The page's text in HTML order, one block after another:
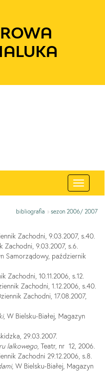
Toggle
bibliografia » sezon 2006/ 2007
Zachodni, 9.03.2007, s.40.
Zachodni, 9.03.2007, s.6.
Samorządowy, październik
Zachodni, 10.11.2006, s.12.
Zachodni, 1.12.2006, s.40.
Zachodni, 17.08.2007,
, W Bielsku-Białej, Magazyn
29.03.2007.
lalkowego, Teatr, nr 12, 2006.
Zachodni 29.12.2006, s.8.
, W Bielsku-Białej, Magazyn